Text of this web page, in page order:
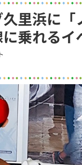
里浜に
乗れる